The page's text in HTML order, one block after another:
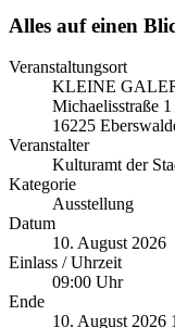
Alles auf einen
Veranstaltungsort
KLEINE
Michaelisstraße 1
16225
Veranstalter
Kulturamt der
Kategorie
Ausstellung
Datum
10. August 2026
Einlass / Uhrzeit
09:00 Uhr
Ende
10. August 2026